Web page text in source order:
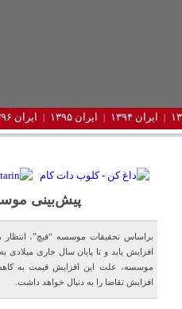
ایران ۱۳۹۴ ایران ۱۳۹۵ ایران ۱۳۹۶
پیش‌بینی موسسه
براساس تحقیقات موسسه “فیچ”،
موسسه، علت این افزایش قیمت به
افزایش تقاضا را به دنبال خواهد داشت.